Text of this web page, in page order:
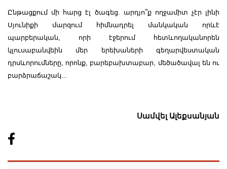
Ընթացքում մի հարց էլ ծագեց. արդյո՞ք ողջամիտ չէր լինի
Սյունիքի մարզում հիմնադրել մանկական որևէ
պարբերական, որի էջերում հետևողականորեն
կլուսաբանվեին մեր երեխաների գեղարվեստական
դրսևորումները, որոնք, բարեբախտաբար, մեծածավալ են ու
բարձրաճաշակ...
Սամվել Ալեքսանյան